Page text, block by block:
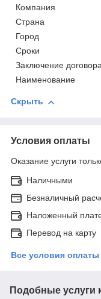
Компания
Страна
Город
Сроки
Заключение
Наименование
Скрыть
Условия оплаты
Оказание услуги
Наличными
Безналичный
Наложенный
Перевод на карту
Все условия оплаты
Подобные услуги